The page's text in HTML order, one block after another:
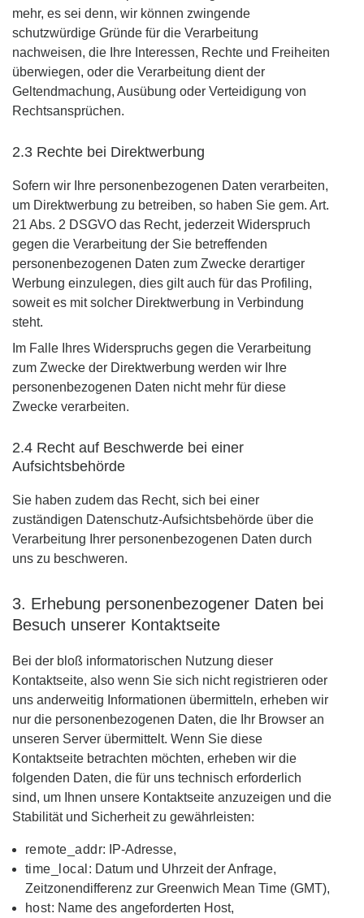
mehr, es sei denn, wir können zwingende
schutzwürdige Gründe für die Verarbeitung
nachweisen, die Ihre Interessen, Rechte und Freiheiten
überwiegen, oder die Verarbeitung dient der
Geltendmachung, Ausübung oder Verteidigung von
Rechtsansprüchen.
2.3 Rechte bei Direktwerbung
Sofern wir Ihre personenbezogenen Daten verarbeiten,
um Direktwerbung zu betreiben, so haben Sie gem. Art.
21 Abs. 2 DSGVO das Recht, jederzeit Widerspruch
gegen die Verarbeitung der Sie betreffenden
personenbezogenen Daten zum Zwecke derartiger
Werbung einzulegen, dies gilt auch für das Profiling,
soweit es mit solcher Direktwerbung in Verbindung
steht.
Im Falle Ihres Widerspruchs gegen die Verarbeitung
zum Zwecke der Direktwerbung werden wir Ihre
personenbezogenen Daten nicht mehr für diese
Zwecke verarbeiten.
2.4 Recht auf Beschwerde bei einer
Aufsichtsbehörde
Sie haben zudem das Recht, sich bei einer
zuständigen Datenschutz-Aufsichtsbehörde über die
Verarbeitung Ihrer personenbezogenen Daten durch
uns zu beschweren.
3. Erhebung personenbezogener Daten bei
Besuch unserer Kontaktseite
Bei der bloß informatorischen Nutzung dieser
Kontaktseite, also wenn Sie sich nicht registrieren oder
uns anderweitig Informationen übermitteln, erheben wir
nur die personenbezogenen Daten, die Ihr Browser an
unseren Server übermittelt. Wenn Sie diese
Kontaktseite betrachten möchten, erheben wir die
folgenden Daten, die für uns technisch erforderlich
sind, um Ihnen unsere Kontaktseite anzuzeigen und die
Stabilität und Sicherheit zu gewährleisten:
remote_addr: IP-Adresse,
time_local : Datum und Uhrzeit der Anfrage,
Zeitzonendifferenz zur Greenwich Mean Time (GMT),
host: Name des angeforderten Host,